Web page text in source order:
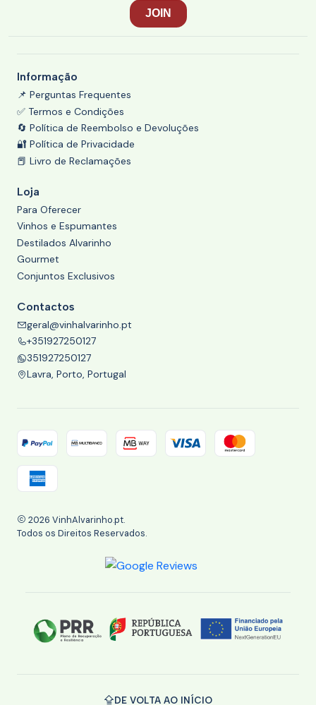
Informação
📌 Perguntas Frequentes
✅ Termos e Condições
🔄 Política de Reembolso e Devoluções
🔐 Política de Privacidade
📕 Livro de Reclamações
Loja
Para Oferecer
Vinhos e Espumantes
Destilados Alvarinho
Gourmet
Conjuntos Exclusivos
Contactos
geral@vinhalvarinho.pt
+351927250127
351927250127
Lavra, Porto, Portugal
2026 VinhAlvarinho.pt.
Todos os Direitos Reservados.
DE VOLTA AO INÍCIO